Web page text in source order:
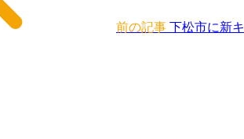
前の記事 下松市に新